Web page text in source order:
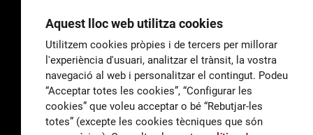
General
correu@escoladeltreball.org
Informació
Aquest lloc web utilitza cookies
Utilitzem cookies pròpies i de tercers per millorar
l'experiència d'usuari, analitzar el trànsit, la vostra
navegació al web i personalitzar el contingut. Podeu
“Acceptar totes les cookies”, “Configurar les
cookies” que voleu acceptar o bé “Rebutjar-les
totes” (excepte les cookies tècniques que són